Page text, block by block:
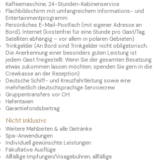
Kaffeemaschine, 24-Stunden-Kabinenservice
Flachbildschirm mit umfangreichem Informations- und
Entertainmentprogramm
Persönliches E-Mail-Postfach (mit eigener Adresse an
Bord), Internet (kostenfrei für eine Stunde pro Gast/Tag,
Satelliten abhängig – vor allem in polaren Gebieten)
Trinkgelder (An Bord sind Trinkgelder nicht obligatorisch.
Die Anerkennung einer besonders guten Leistung ist
jedem Gast freigestellt. Wenn Sie der gesamten Besatzung
etwas zukommen lassen möchten, spenden Sie gern in die
Crewkasse an der Rezeption)
Deutsche Schiff- und Kreuzfahrtleitung sowie eine
mehrheitlich deutschsprachige Servicecrew
Gruppentransfers vor Ort
Hafentaxen
Garantiefondsbeitrag
Nicht inklusive
Weitere Mahlzeiten & alle Getränke
Spa-Anwendungen
Individuell gewünschte Leistungen
Fakultative Ausflüge
Allfällige Impfungen/Visagebühren, allfällige